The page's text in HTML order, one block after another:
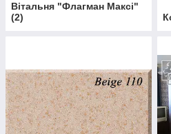
Вітальня "Флагман Максі"
(2)